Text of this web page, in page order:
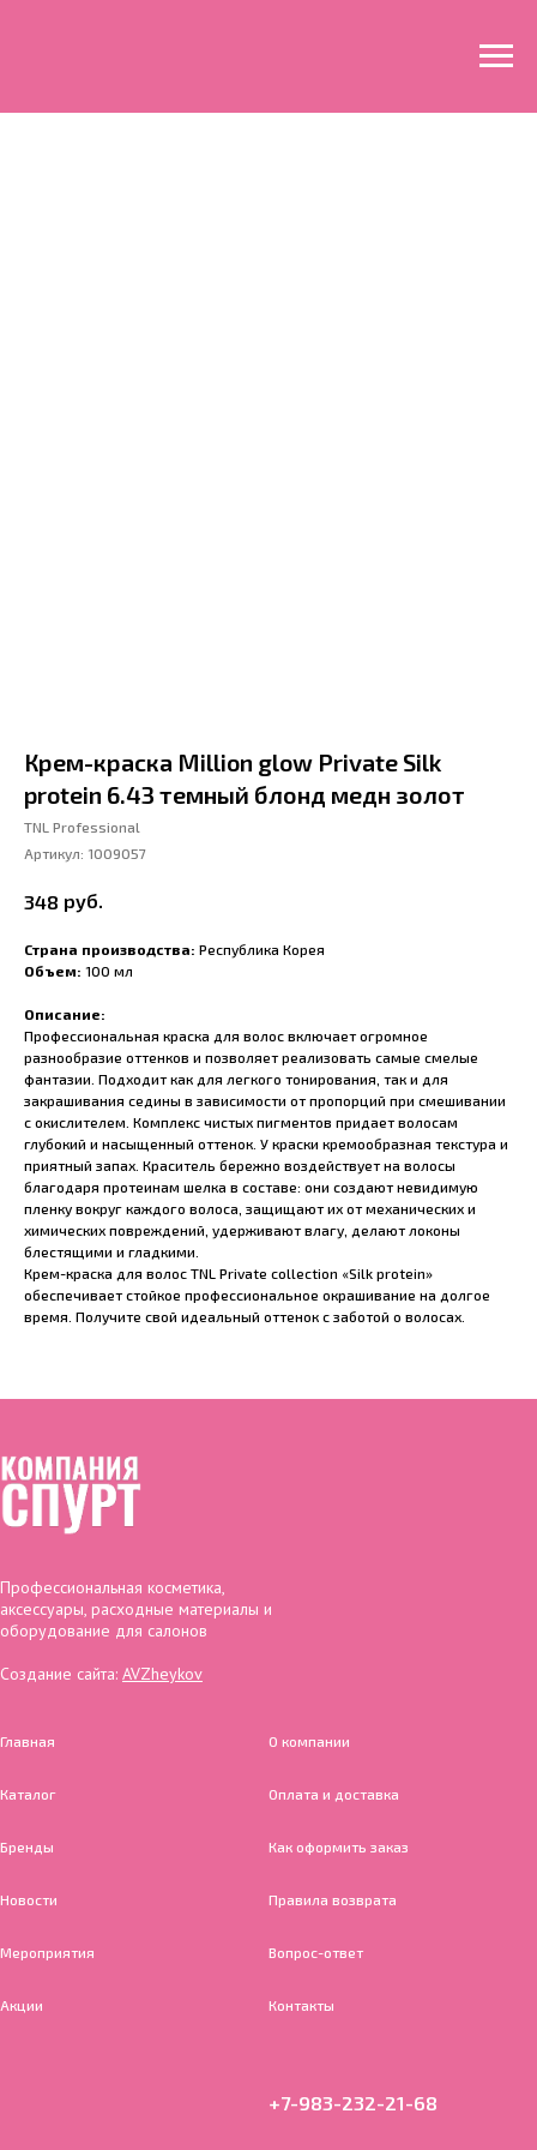
Крем-краска Million glow Private Silk
protein 6.43 темный блонд медн золот
TNL Professional
Артикул: 1009057
348 руб.
Страна производства: Республика Корея
Объем: 100 мл
Описание:
Профессиональная краска для волос включает огромное
разнообразие оттенков и позволяет реализовать самые смелые
фантазии. Подходит как для легкого тонирования, так и для
закрашивания седины в зависимости от пропорций при смешивании
с окислителем. Комплекс чистых пигментов придает волосам
глубокий и насыщенный оттенок. У краски кремообразная текстура и
приятный запах. Краситель бережно воздействует на волосы
благодаря протеинам шелка в составе: они создают невидимую
пленку вокруг каждого волоса, защищают их от механических и
химических повреждений, удерживают влагу, делают локоны
блестящими и гладкими.
Крем-краска для волос TNL Private collection «Silk protein»
обеспечивает стойкое профессиональное окрашивание на долгое
время. Получите свой идеальный оттенок с заботой о волосах.
Профессиональная косметика,
аксессуары, расходные материалы и
оборудование для салонов
Создание сайта: AVZheykov
Главная
Каталог
Бренды
Новости
Мероприятия
Акции
О компании
Оплата и доставка
Как оформить заказ
Правила возврата
Вопрос-ответ
Контакты
+7-983-232-21-68